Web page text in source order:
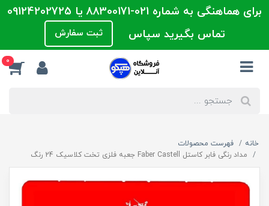
برای هماهنگی به شماره 021-88300171 یا 09124202725
تماس بگیرید سپاس
ثبت سفارش
0
خانه
فهرست محصولات
مداد رنگی فابر کاستل Faber Castell جعبه فلزی تخت کلاسیک 24 رنگ